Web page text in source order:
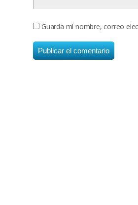
Guarda mi nombre, correo